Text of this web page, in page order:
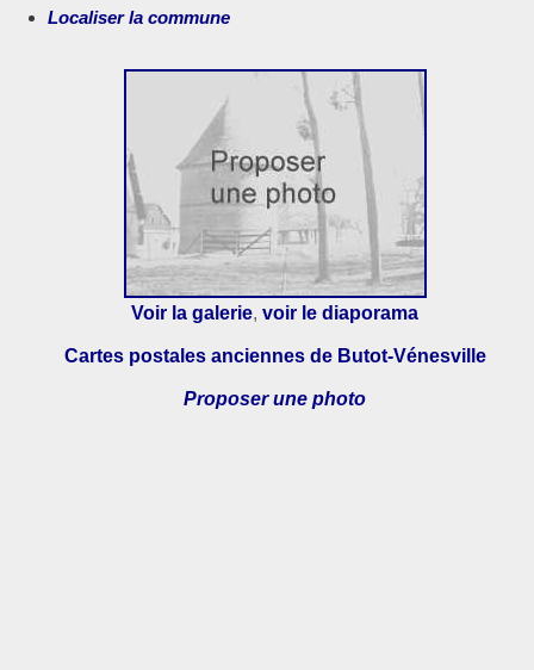
Localiser la commune
Voir la galerie, voir le diaporama
Cartes postales anciennes de Butot-Vénesville
Proposer une photo